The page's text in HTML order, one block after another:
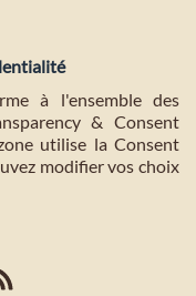
à l'ensemble des
& Consent
utilise la Consent
modifier vos choix